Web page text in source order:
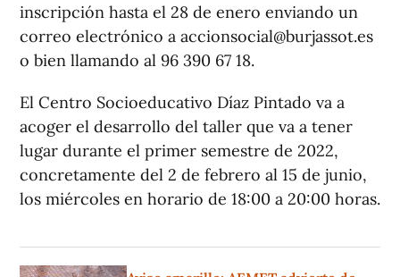
inscripción hasta el 28 de enero enviando un
correo electrónico a accionsocial@burjassot.es
o bien llamando al 96 390 67 18.
El Centro Socioeducativo Díaz Pintado va a
acoger el desarrollo del taller que va a tener
lugar durante el primer semestre de 2022,
concretamente del 2 de febrero al 15 de junio,
los miércoles en horario de 18:00 a 20:00 horas.